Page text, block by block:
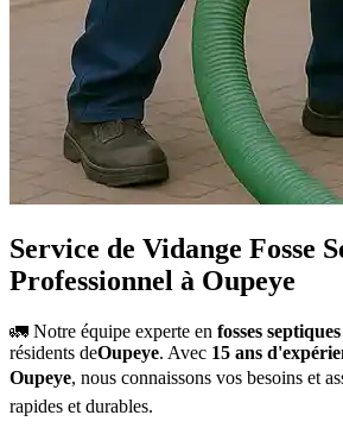
Service de Vidange Fosse
Professionnel à Oupeye
🚛 Notre équipe experte en fosses septiques
résidents deOupeye. Avec 15 ans
Oupeye, nous connaissons vos besoins et
rapides et durables.